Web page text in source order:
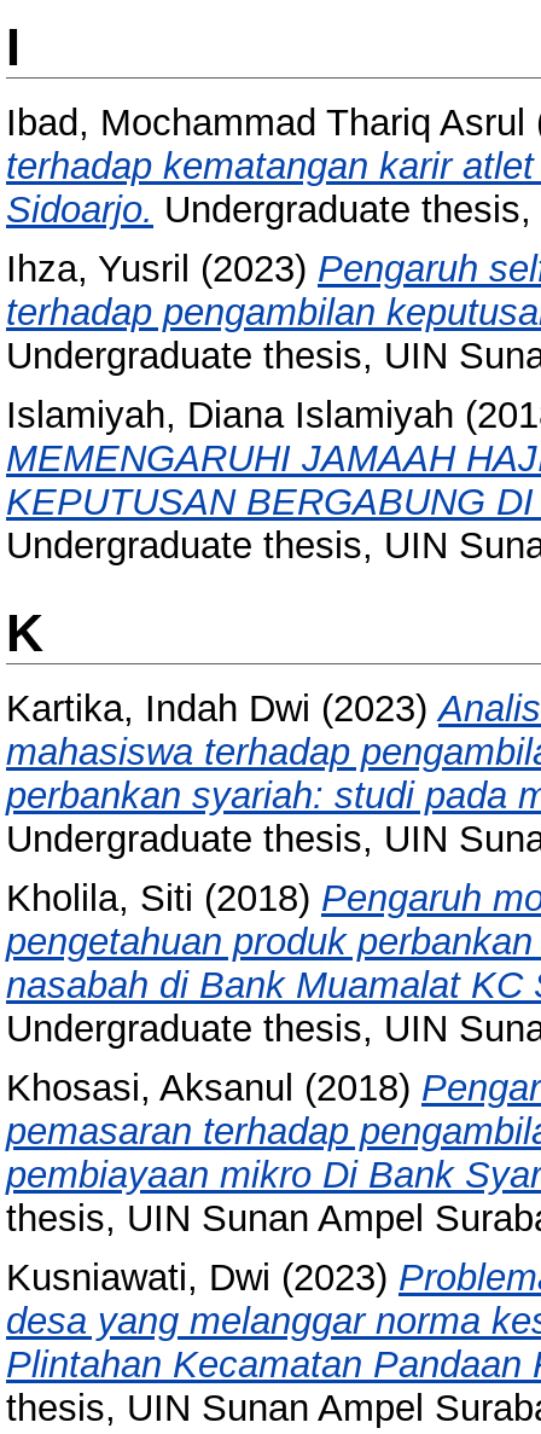
I
Ibad, Mochammad Thariq Asrul
terhadap kematangan karir
Sidoarjo. Undergraduate
Ihza, Yusril (2023) Pengaruh
terhadap pengambilan
Undergraduate thesis, UIN
Islamiyah, Diana Islamiyah
MEMENGARUHI JAMAAH
KEPUTUSAN BERGABUNG
Undergraduate thesis, UIN
K
Kartika, Indah Dwi (2023)
mahasiswa terhadap
perbankan syariah: studi pada
Undergraduate thesis, UIN
Kholila, Siti (2018) Pengaruh
pengetahuan produk
nasabah di Bank Muamalat
Undergraduate thesis, UIN
Khosasi, Aksanul (2018)
pemasaran terhadap
pembiayaan mikro Di Bank
thesis, UIN Sunan Ampel
Kusniawati, Dwi (2023)
desa yang melanggar norma
Plintahan Kecamatan Pandaan
thesis, UIN Sunan Ampel